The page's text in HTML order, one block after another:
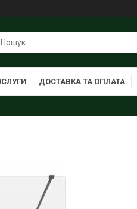
ДОСТАВКА ТА ОПЛАТА